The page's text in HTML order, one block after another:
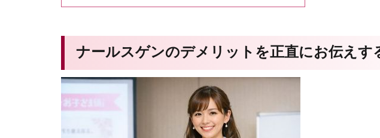
ナールスゲンのデメリットを正直にお伝えす